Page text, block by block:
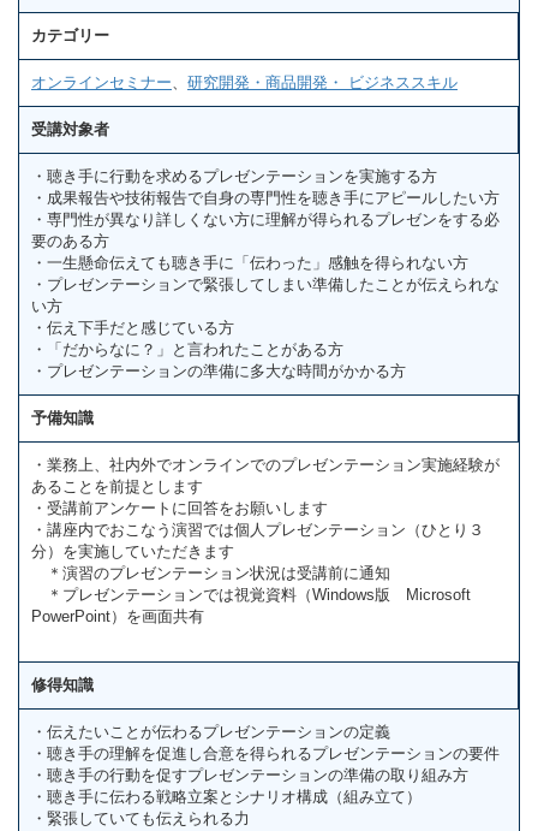
カテゴリー
オンラインセミナー 研究開発・商品開発・ ビジネススキル
受講対象者
・聴き手に行動を求めるプレゼンテーションを実施する方
・成果報告や技術報告で自身の専門性を聴き手にアピールしたい方
・専門性が異なり詳しくない方に理解が得られるプレゼンをする必
要のある方
・一生懸命伝えても聴き手に「伝わった」感触を得られない方
・プレゼンテーションで緊張してしまい準備したことが伝えられな
い方
・伝え下手だと感じている方
・「だからなに？」と言われたことがある方
・プレゼンテーションの準備に多大な時間がかかる方
予備知識
・業務上、社内外でオンラインでのプレゼンテーション実施経験が
あることを前提とします
・受講前アンケートに回答をお願いします
・講座内でおこなう演習では個人プレゼンテーション（ひとり３
分）を実施していただきます
＊演習のプレゼンテーション状況は受講前に通知
＊プレゼンテーションでは視覚資料（Windows版 Microsoft
PowerPoint）を画面共有
修得知識
・伝えたいことが伝わるプレゼンテーションの定義
・聴き手の理解を促進し合意を得られるプレゼンテーションの要件
・聴き手の行動を促すプレゼンテーションの準備の取り組み方
・聴き手に伝わる戦略立案とシナリオ構成（組み立て）
・緊張していても伝えられる力